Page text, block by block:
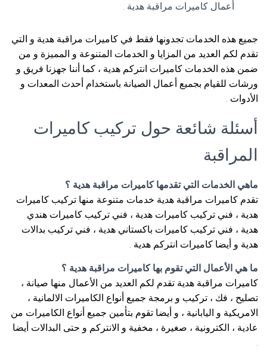
أعمال كاميرات مراقبة هدية .
جميع هذه الخدمات تجدونها فقط في كاميرات مراقبة هدية و التي
تقدم لكم العديد من المزايا و الخدمات المتنوعة و المميزة و من
ضمن هذه الخدمات كاميرات انتركم هدية ، كما أننا جهزنا فريق و
ورشات للقيام بجميع أعمال الصيانة باستخدام أحدث المعدات و
الأدوات .
أسئلة شائعة حول تركيب كاميرات
المراقبة
ماهي الخدمات التي تقدمها كاميرات مراقبة هدية ؟
تقدم كاميرات مراقبة هدية خدمات متنوعة منها تركيب كاميرات
هدية ، فني تركيب كاميرات هدية ، فني تركيب كاميرات هندي
هدية ، فني تركيب كاميرات باكستاني هدية ، فني تركيب بدالات
هدية و أيضا كاميرات انتركم هدية .
ما هي الأعمال التي تقوم بها كاميرات مراقبة هدية ؟
كاميرات مراقبة هدية تقدم لكم العديد من الأعمال منها صيانة ،
تصليح ، فك ، تركيب و برمجة جميع أنواع الكاميرات الالمانية ،
الامريكية و اليابانية ، و أيضا تقوم بتأمين جميع أنواع الكاميرات من
عادية ، الكترونية ، صغيرة ، مخفية و الانتركم و حتى البدالات أيضا
.